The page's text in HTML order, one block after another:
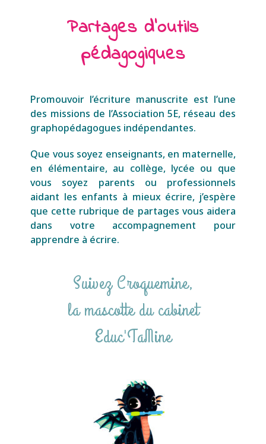
Partages d'outils
pédagogiques
Promouvoir l’écriture manuscrite est l’une
des missions de l’Association 5E, réseau des
graphopédagogues indépendantes.
Que vous soyez enseignants, en maternelle,
en élémentaire, au collège, lycée ou que
vous soyez parents ou professionnels
aidant les enfants à mieux écrire, j’espère
que cette rubrique de partages vous aidera
dans votre accompagnement pour
apprendre à écrire.
Suivez Croquemine,
la mascotte du cabinet
Educ'TaMine